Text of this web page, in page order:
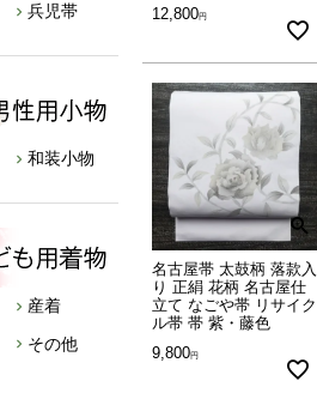
兵児帯
和装小物
産着
その他
12,800
名古屋帯 太鼓柄 落款入
り 正絹 花柄 名古屋仕
立て なごや帯 リサイク
ル帯 帯 紫・藤色
9,800